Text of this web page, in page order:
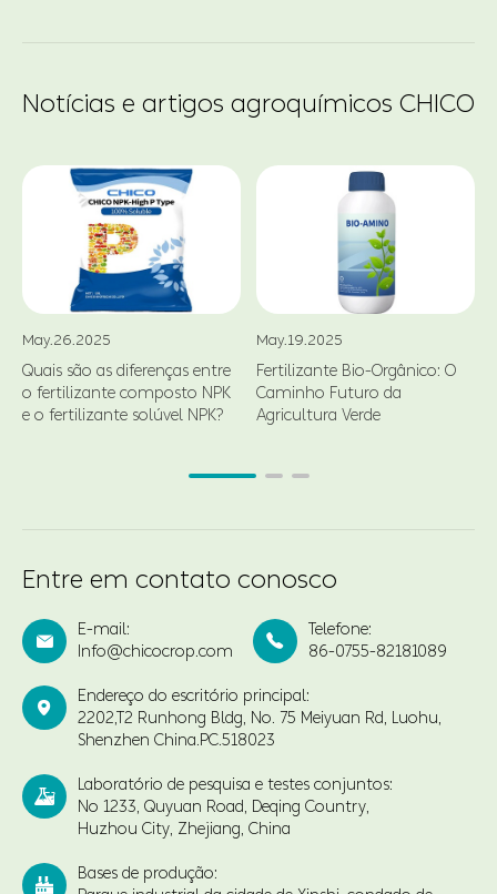
Notícias e artigos agroquímicos CHICO
May.26.2025
Quais são as diferenças entre
o fertilizante composto NPK
e o fertilizante solúvel NPK?
May.19.2025
Fertilizante Bio-Orgânico: O
Caminho Futuro da
Agricultura Verde
Entre em contato conosco

E-mail:
Info@chicocrop.com

Telefone:
86-0755-82181089

Endereço do escritório principal:
2202,T2 Runhong Bldg, No. 75 Meiyuan Rd, Luohu,
Shenzhen China.PC.518023

Laboratório de pesquisa e testes conjuntos:
No 1233, Quyuan Road, Deqing Country,
Huzhou City, Zhejiang, China

Bases de produção: